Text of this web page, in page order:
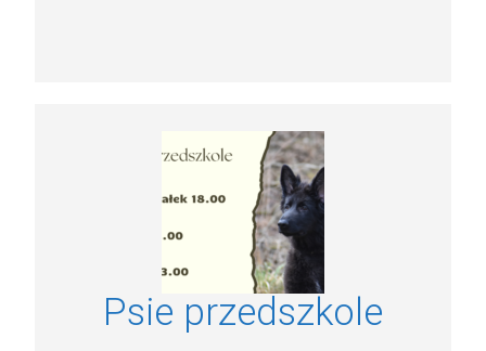
Psie przedszkole